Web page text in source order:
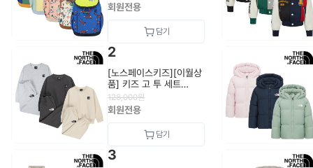
회원전용
2
[노스페이스키즈][이월상
품] 키즈 고 투 세트
NM5MS01_KIDS
128,000원
회원전용
3